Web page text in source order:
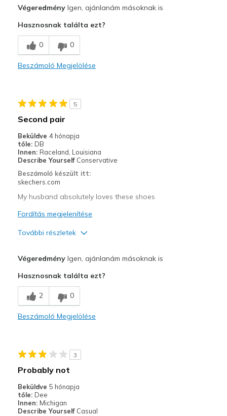
Breathe Well
Comfortable
Legjobb használat
Width
Feels true to width
Sizing
Feels true to size
View On Shoes
I'm Into Shoes
VégeredményIgen, ajánlanám másoknak is
Hasznosnak találta ezt?
0 0
Beszámoló Megjelölése
5
Second pair
Beküldve 4 hónapja
tőle: DB
Innen: Raceland, Louisiana
Describe Yourself Conservative
Beszámoló készült itt:
skechers.com
My husband absolutely loves these shoes
Fordítás megjelenítése
További részletek
Breathe Well
Comfortable
Legjobb használat
Going Out
VégeredményIgen, ajánlanám másoknak is
Hasznosnak találta ezt?
2 0
Beszámoló Megjelölése
3
Probably not
Beküldve 5 hónapja
tőle: Dee
Innen: Michigan
Describe Yourself Casual